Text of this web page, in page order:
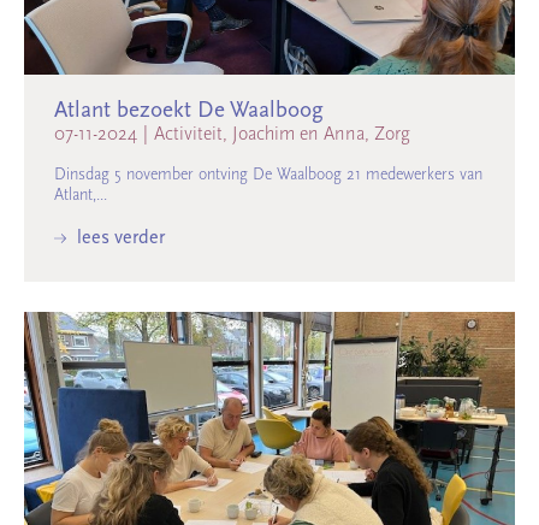
Atlant bezoekt De Waalboog
07-11-2024 Activiteit, Joachim en Anna, Zorg
Dinsdag 5 november ontving De Waalboog 21 medewerkers van
Atlant,...
lees verder